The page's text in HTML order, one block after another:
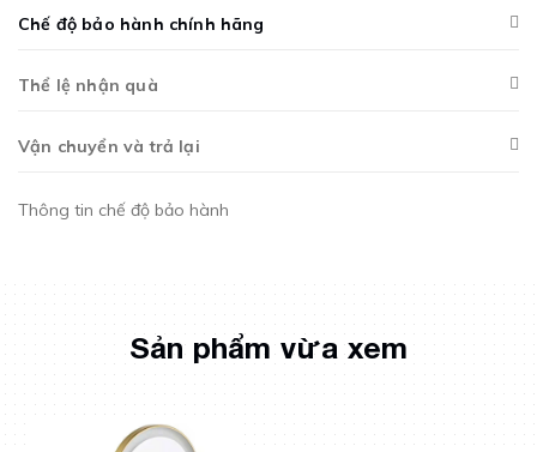
Chế độ bảo hành chính hãng
Thể lệ nhận quà
Vận chuyển và trả lại
Thông tin chế độ bảo hành
Sản phẩm vừa xem